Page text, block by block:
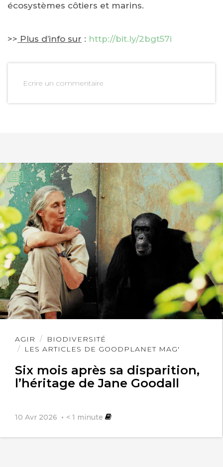
écosystèmes côtiers et marins.
>> Plus d’info sur : http://bit.ly/2bgt57i
Ecrire un commentaire
AGIR
BIODIVERSITÉ
LES ARTICLES DE GOODPLANET MAG'
Six mois après sa disparition,
l’héritage de Jane Goodall
10 Avr 2026 < 1 minute
Lire
l'article